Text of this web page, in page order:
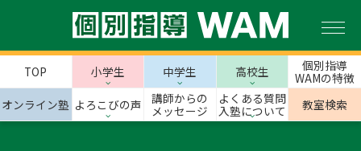
TOP 小学生 中学生 高校生
個別指導
WAMの特徴
オンライン塾 よろこびの声
講師からの
メッセージ
よくある質問
入塾について
教室検索